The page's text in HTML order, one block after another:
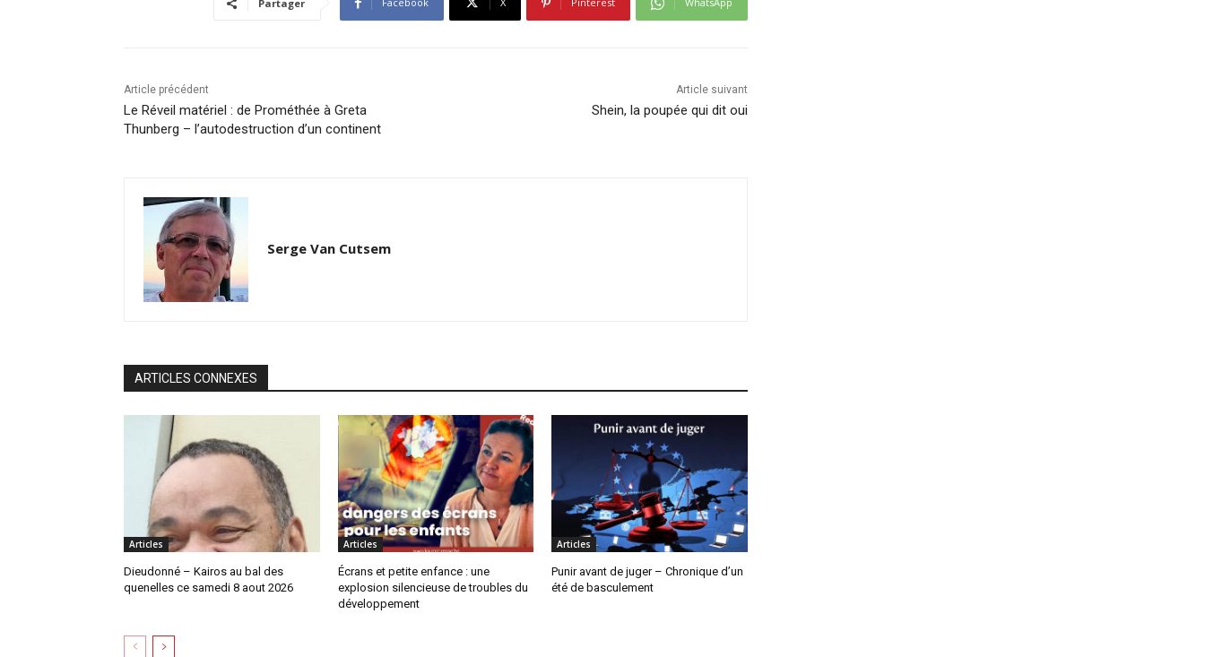
Partager
Article précédent
Le Réveil matériel : de Prométhée à Greta
Thunberg – l’autodestruction d’un continent
Article suivant
Shein, la poupée qui dit oui
Serge Van Cutsem
ARTICLES CONNEXES
Articles
Dieudonné – Kairos au bal des
quenelles ce samedi 8 aout 2026
Articles
Écrans et petite enfance : une
explosion silencieuse de troubles du
développement
Articles
Punir avant de juger – Chronique d’un
été de basculement